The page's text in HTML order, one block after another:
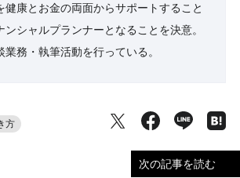
健康とお金の両面からサポートすること
ンシャルプランナーとなることを決意。
務・執筆活動を行っている。
方
次の記事を読む